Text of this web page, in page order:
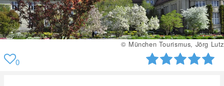
© München Tourismus, Jörg Lutz
0